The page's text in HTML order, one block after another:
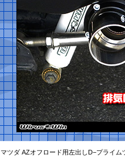
マツダ AZオフロード用左出しD−プライ